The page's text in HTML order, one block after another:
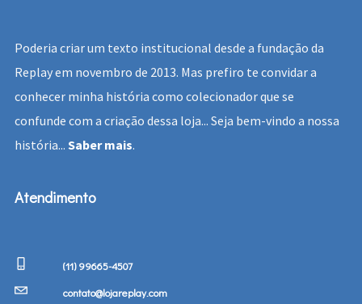
Poderia criar um texto institucional desde a fundação da
Replay em novembro de 2013. Mas prefiro te convidar a
conhecer minha história como colecionador que se
confunde com a criação dessa loja... Seja bem-vindo a nossa
história... Saber mais.
Atendimento
(11) 99665-4507
contato@lojareplay.com